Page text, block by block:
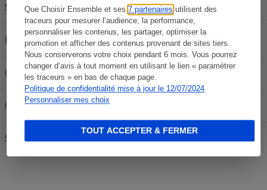
Que Choisir Ensemble et ses7 partenaires utilisent des
traceurs pour mesurer l’audience, la performance,
personnaliser les contenus, les partager, optimiser la
promotion et afficher des contenus provenant de sites tiers.
Nous conserverons votre choix pendant 6 mois. Vous pourrez
changer d’avis à tout moment en utilisant le lien « paramétrer
les traceurs » en bas de chaque page.
Politique de confidentialité mise à jour le 12/07/2024
Personnaliser mes choix
TOUT ACCEPTER & FERMER
SP 95-E10 57,24 € 95,40 € 133,56 €
E85 24,06 € 40,10 € 56,14 €
Gazole 62,85 € 104,75 € 146,65 €
GPLc 29,97 €
SP 98